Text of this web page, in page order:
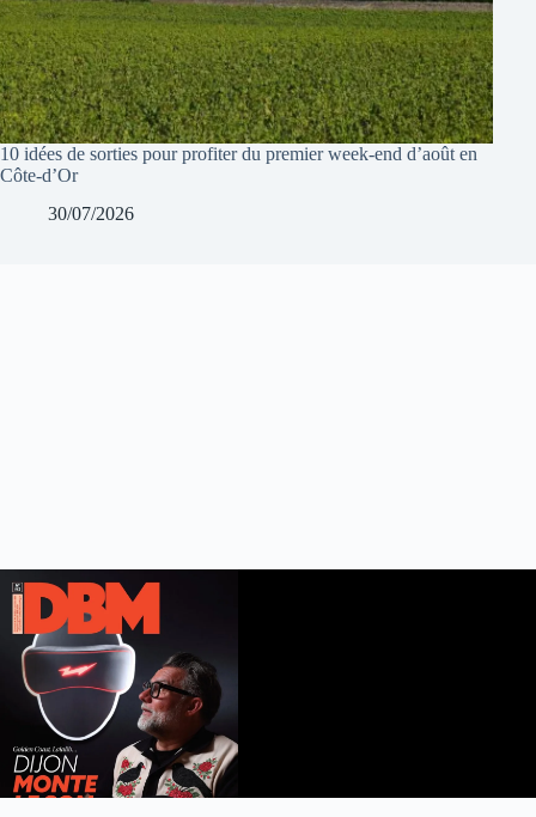
10 idées de sorties pour profiter du premier week-end d’août en
Côte-d’Or
30/07/2026